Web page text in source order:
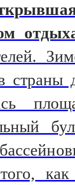
страны
как